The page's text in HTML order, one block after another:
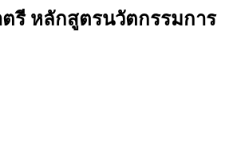
รี หลักสูตรนวัตกรรมการ